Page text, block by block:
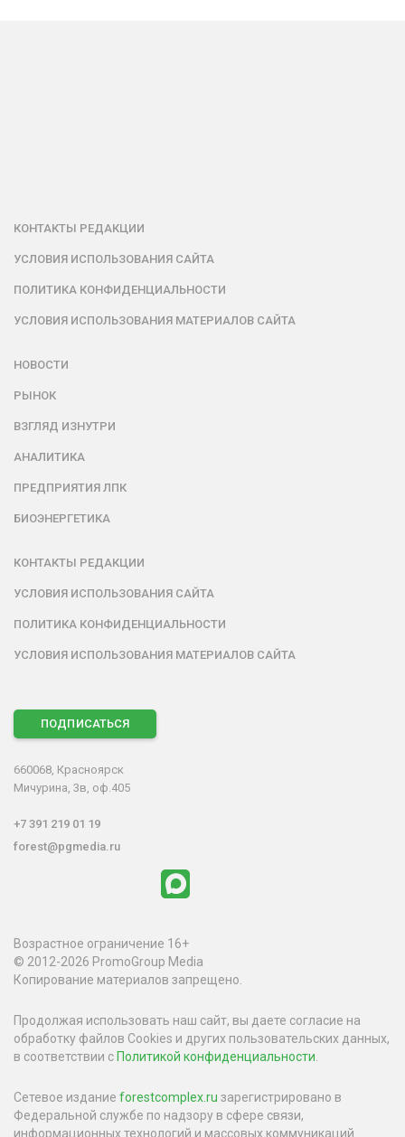
КОНТАКТЫ РЕДАКЦИИ
УСЛОВИЯ ИСПОЛЬЗОВАНИЯ САЙТА
ПОЛИТИКА КОНФИДЕНЦИАЛЬНОСТИ
УСЛОВИЯ ИСПОЛЬЗОВАНИЯ МАТЕРИАЛОВ САЙТА
НОВОСТИ
РЫНОК
ВЗГЛЯД ИЗНУТРИ
АНАЛИТИКА
ПРЕДПРИЯТИЯ ЛПК
БИОЭНЕРГЕТИКА
КОНТАКТЫ РЕДАКЦИИ
УСЛОВИЯ ИСПОЛЬЗОВАНИЯ САЙТА
ПОЛИТИКА КОНФИДЕНЦИАЛЬНОСТИ
УСЛОВИЯ ИСПОЛЬЗОВАНИЯ МАТЕРИАЛОВ САЙТА
ПОДПИСАТЬСЯ
660068, Красноярск
Мичурина, 3в, оф.405
+7 391 219 01 19
forest@pgmedia.ru
Возрастное ограничение 16+
© 2012-2026 PromoGroup Media
Копирование материалов запрещено.
Продолжая использовать наш сайт, вы даете согласие на
обработку файлов Cookies и других пользовательских данных,
в соответствии с Политикой конфиденциальности
Сетевое издание forestcomplex.ru зарегистрировано в
Федеральной службе по надзору в сфере связи,
информационных технологий и массовых коммуникаций